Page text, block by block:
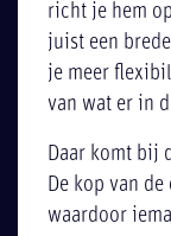
richt je hem
juist een
je meer
van wat er in
Daar komt bij
De kop van
waardoor